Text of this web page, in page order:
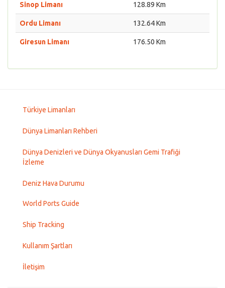
Sinop Limanı 128.89 Km
Ordu Limanı 132.64 Km
Giresun Limanı 176.50 Km
Türkiye Limanları
Dünya Limanları Rehberi
Dünya Denizleri ve Dünya Okyanusları Gemi Trafiği
İzleme
Deniz Hava Durumu
World Ports Guide
Ship Tracking
Kullanım Şartları
İletişim